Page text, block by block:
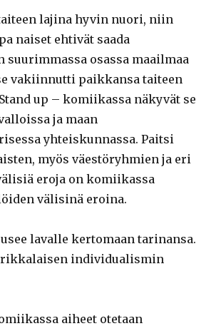
lajina hyvin nuori, niin
naiset ehtivät saada
suurimmassa osassa maailmaa
vakiinnutti paikkansa taiteen
up – komiikassa näkyvät se
ja maan
yhteiskunnassa. Paitsi
myös väestöryhmien ja eri
eroja on komiikassa
välisinä eroina.
lavalle kertomaan tarinansa.
individualismin
aiheet otetaan